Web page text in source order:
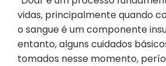
vidas, principalmente quando
o sangue é um componente
entanto, alguns cuidados
tomados nesse momento,